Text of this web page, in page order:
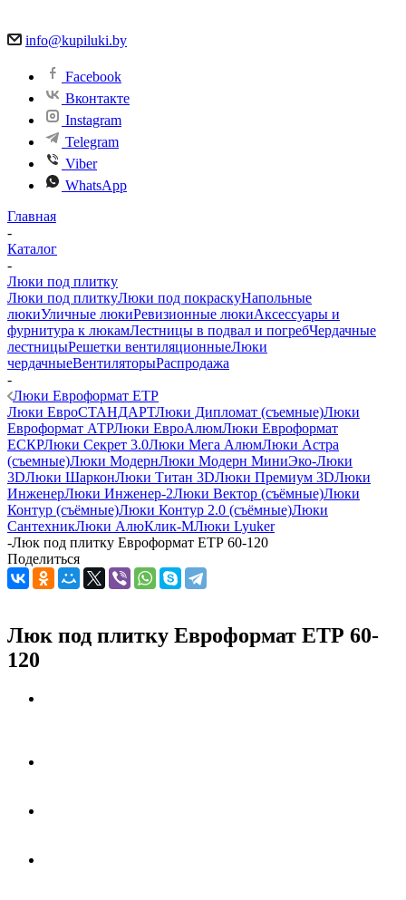
info@kupiluki.by
Facebook
Вконтакте
Instagram
Telegram
Viber
WhatsApp
Главная
-
Каталог
-
Люки под плитку
Люки под плиткуЛюки под покраскуНапольные
люкиУличные люкиРевизионные люкиАксессуары и
фурнитура к люкамЛестницы в подвал и погребЧердачные
лестницыРешетки вентиляционныеЛюки
чердачныеВентиляторыРаспродажа
-
Люки Евроформат ЕТР
Люки ЕвроСТАНДАРТЛюки Дипломат (съемные)Люки
Евроформат АТРЛюки ЕвроАлюмЛюки Евроформат
ЕСКРЛюки Секрет 3.0Люки Мега АлюмЛюки Астра
(съемные)Люки МодернЛюки Модерн МиниЭко-Люки
3DЛюки ШарконЛюки Титан 3DЛюки Премиум 3DЛюки
ИнженерЛюки Инженер-2Люки Вектор (съёмные)Люки
Контур (съёмные)Люки Контур 2.0 (съёмные)Люки
СантехникЛюки АлюКлик-МЛюки Lyuker
-Люк под плитку Евроформат ЕТР 60-120
Поделиться
Люк под плитку Евроформат ЕТР 60-
120